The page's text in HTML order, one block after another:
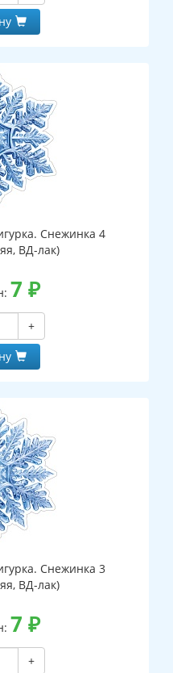
Снежинка 4
ВД-лак)
7 ₽
+
Снежинка 3
ВД-лак)
7 ₽
+